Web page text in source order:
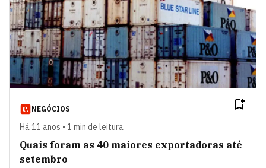
NEGÓCIOS
Há 11 anos • 1 min de leitura
Quais foram as 40 maiores exportadoras até
setembro